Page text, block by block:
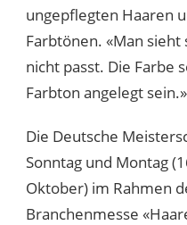
ungepflegten Haaren
Farbtönen. «Man
nicht passt. Die Farbe
Farbton angelegt sein.»
Die Deutsche
Sonntag und Montag
Oktober) im Rahmen
Branchenmesse